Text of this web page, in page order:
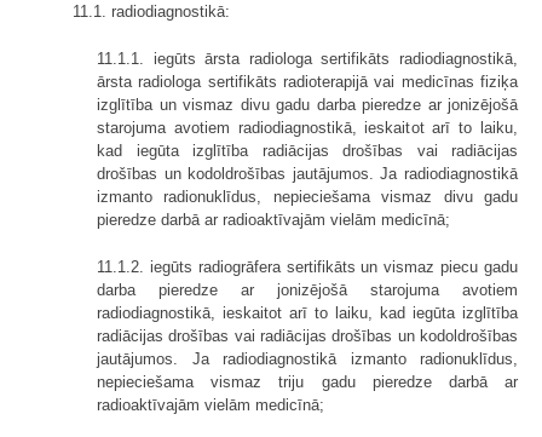
11.1. radiodiagnostikā:
11.1.1. iegūts ārsta radiologa sertifikāts radiodiagnostikā,
ārsta radiologa sertifikāts radioterapijā vai medicīnas fiziķa
izglītība un vismaz divu gadu darba pieredze ar jonizējošā
starojuma avotiem radiodiagnostikā, ieskaitot arī to laiku,
kad iegūta izglītība radiācijas drošības vai radiācijas
drošības un kodoldrošības jautājumos. Ja radiodiagnostikā
izmanto radionuklīdus, nepieciešama vismaz divu gadu
pieredze darbā ar radioaktīvajām vielām medicīnā;
11.1.2. iegūts radiogrāfera sertifikāts un vismaz piecu gadu
darba pieredze ar jonizējošā starojuma avotiem
radiodiagnostikā, ieskaitot arī to laiku, kad iegūta izglītība
radiācijas drošības vai radiācijas drošības un kodoldrošības
jautājumos. Ja radiodiagnostikā izmanto radionuklīdus,
nepieciešama vismaz triju gadu pieredze darbā ar
radioaktīvajām vielām medicīnā;